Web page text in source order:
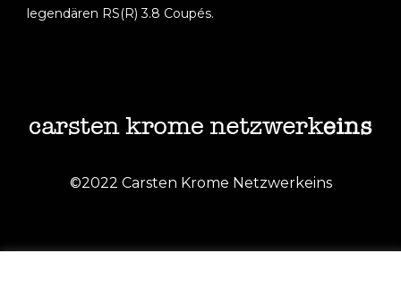
legendären RS(R) 3.8 Coupés.
©2022 Carsten Krome Netzwerkeins